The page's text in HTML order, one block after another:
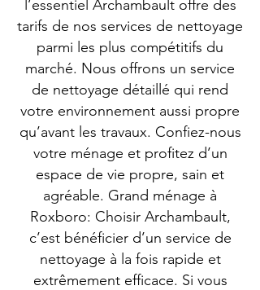
l’essentiel Archambault offre des
tarifs de nos services de nettoyage
parmi les plus compétitifs du
marché. Nous offrons un service
de nettoyage détaillé qui rend
votre environnement aussi propre
qu’avant les travaux. Confiez-nous
votre ménage et profitez d’un
espace de vie propre, sain et
agréable. Grand ménage à
Roxboro: Choisir Archambault,
c’est bénéficier d’un service de
nettoyage à la fois rapide et
extrêmement efficace. Si vous